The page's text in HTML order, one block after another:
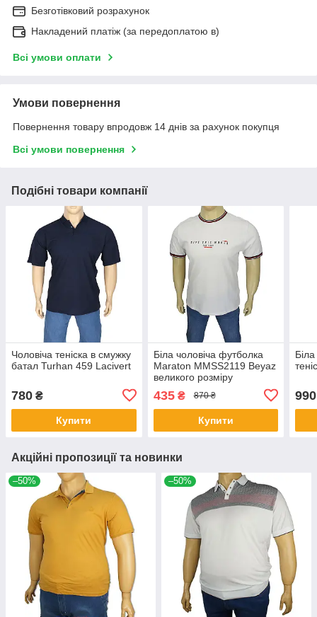
Безготівковий розрахунок
Накладений платіж (за передоплатою в)
Всі умови оплати
Умови повернення
Повернення товару впродовж 14 днів за рахунок покупця
Всі умови повернення
Подібні товари компанії
Чоловіча теніска в смужку
батал Turhan 459 Lacivert
780 ₴
Купити
Біла чоловіча футболка
Maraton MMSS2119 Beyaz
великого розміру
435₴ 870 ₴
Купити
990
Акційні пропозиції та новинки
–50% –50%